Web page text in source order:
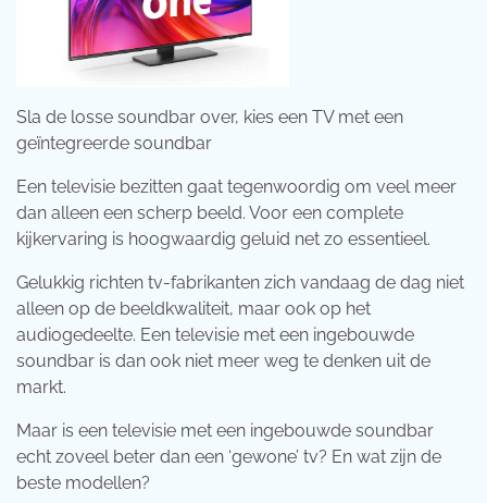
Sla de losse soundbar over, kies een TV met een
geïntegreerde soundbar
Een televisie bezitten gaat tegenwoordig om veel meer
dan alleen een scherp beeld. Voor een complete
kijkervaring is hoogwaardig geluid net zo essentieel.
Gelukkig richten tv-fabrikanten zich vandaag de dag niet
alleen op de beeldkwaliteit, maar ook op het
audiogedeelte. Een televisie met een ingebouwde
soundbar is dan ook niet meer weg te denken uit de
markt.
Maar is een televisie met een ingebouwde soundbar
echt zoveel beter dan een ‘gewone’ tv? En wat zijn de
beste modellen?